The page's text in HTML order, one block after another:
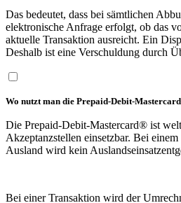
Das bedeutet, dass bei sämtlichen
elektronische Anfrage erfolgt, ob das
aktuelle Transaktion ausreicht. Ein
Deshalb ist eine Verschuldung durch
Wo nutzt man die Prepaid-Debit-
Die Prepaid-Debit-Mastercard® ist
Akzeptanzstellen einsetzbar. Bei
Ausland wird kein
Bei einer Transaktion wird der